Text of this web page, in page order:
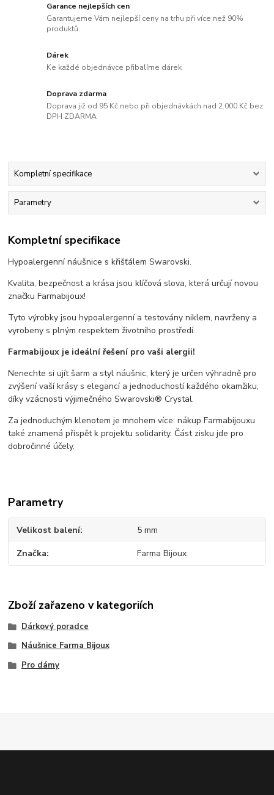
Garance nejlepších cen
Garantujeme Vám nejlepší ceny na trhu při více než 90%
produktů.
Dárek
Ke každé objednávce přibalíme dárek
Doprava zdarma
Doprava již od 95 Kč nebo při objednávkách nad 2.000 Kč bez
DPH ZDARMA
Kompletní specifikace
Parametry
Kompletní specifikace
Hypoalergenní náušnice s křišťálem Swarovski.
Kvalita, bezpečnost a krása jsou klíčová slova, která určují novou
značku Farmabijoux!
Tyto výrobky jsou hypoalergenní a testovány niklem, navrženy a
vyrobeny s plným respektem životního prostředí.
Farmabijoux je ideální řešení pro vaši alergii!
Nenechte si ujít šarm a styl náušnic, který je určen výhradně pro
zvýšení vaší krásy s elegancí a jednoduchostí každého okamžiku,
díky vzácnosti výjimečného Swarovski® Crystal.
Za jednoduchým klenotem je mnohem více: nákup Farmabijouxu
také znamená přispět k projektu solidarity. Část zisku jde pro
dobročinné účely.
Parametry
Velikost balení 5 mm
Značka Farma Bijoux
Zboží zařazeno v kategoriích
Dárkový poradce
Náušnice Farma Bijoux
Pro dámy